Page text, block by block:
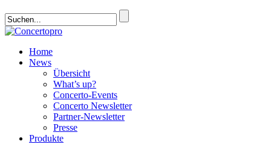
Home
News
Übersicht
What’s up?
Concerto-Events
Concerto Newsletter
Partner-Newsletter
Presse
Produkte